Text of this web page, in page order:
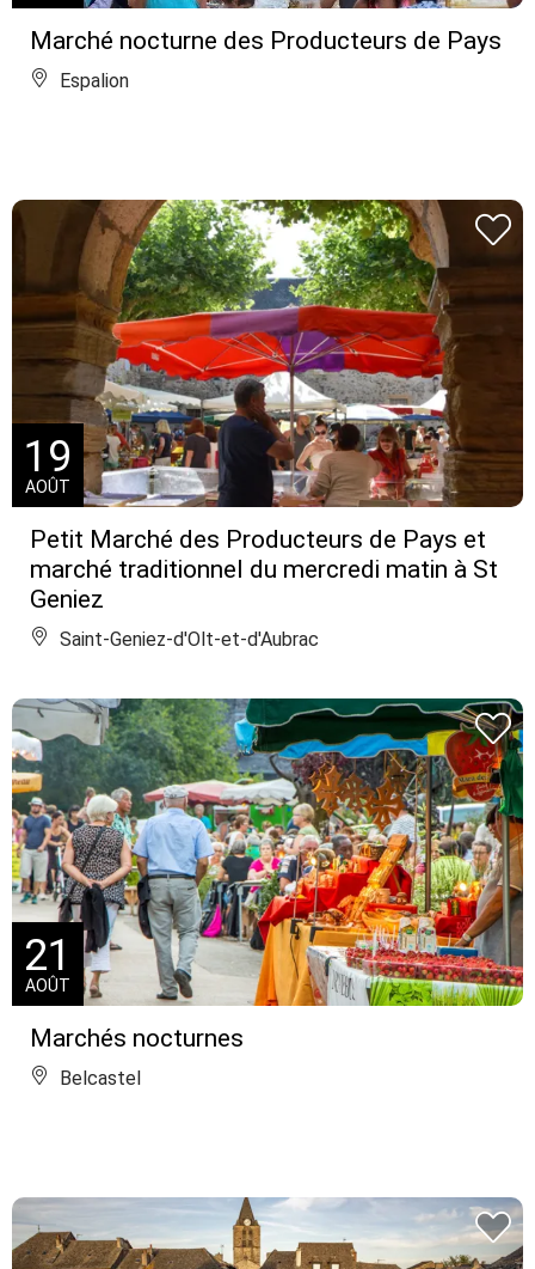
Marché nocturne des Producteurs de Pays
Espalion
Petit Marché des Producteurs de Pays et
marché traditionnel du mercredi matin à St
Geniez
19
AOÛT
Saint-Geniez-d'Olt-et-d'Aubrac
Marchés nocturnes
21
AOÛT
Belcastel